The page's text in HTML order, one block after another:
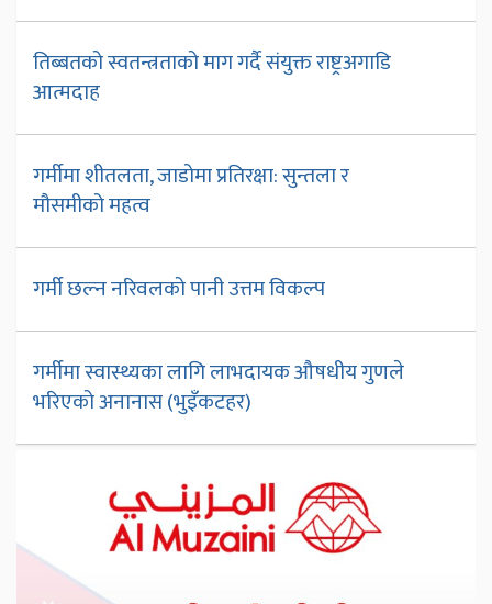
तिब्बतको स्वतन्त्रताको माग गर्दै संयुक्त राष्ट्रअगाडि
आत्मदाह
गर्मीमा शीतलता, जाडोमा प्रतिरक्षा: सुन्तला र
मौसमीको महत्व
गर्मी छल्न नरिवलको पानी उत्तम विकल्प
गर्मीमा स्वास्थ्यका लागि लाभदायक औषधीय गुणले
भरिएको अनानास (भुइँकटहर)